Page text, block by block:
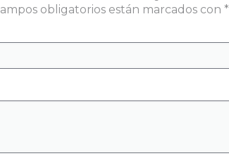
obligatorios están marcados con*